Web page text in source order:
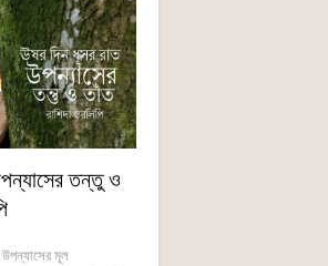
তন্তু ও
উপন্যাসের মূল